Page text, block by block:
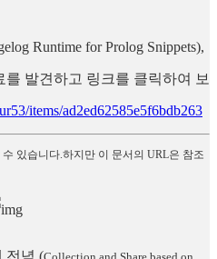
Runtime for Prolog Snippets),
발견하고 링크를 클릭하여 보
items/ad2ed62585e5f6bdb263
있습니다.하지만 이 문서의 URL은 참조
전념 (